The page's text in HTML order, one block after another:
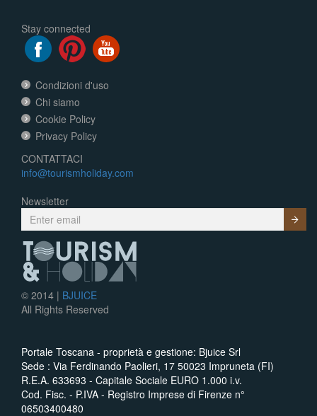
Stay connected
Condizioni d'uso
Chi siamo
Cookie Policy
Privacy Policy
CONTATTACI
info@tourismholiday.com
Newsletter
© 2014 | BJUICE
All Rights Reserved
Portale Toscana - proprietà e gestione: Bjuice Srl
Sede : Via Ferdinando Paolieri, 17 50023 Impruneta (FI)
R.E.A. 633693 - Capitale Sociale EURO 1.000 i.v.
Cod. Fisc. - P.IVA - Registro Imprese di Firenze n°
06503400480